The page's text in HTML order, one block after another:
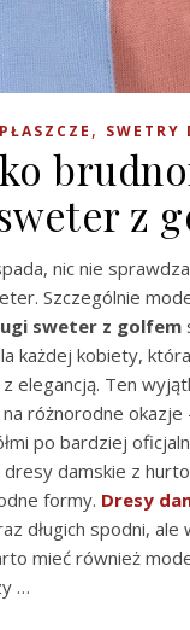
, SWETRY
z
nic nie
Szczególnie
sweter z golfem
każdej kobiety,
elegancją. Ten
różnorodne okazje
po bardziej
damskie z
formy. Dresy
długich spodni, ale
mieć również
…